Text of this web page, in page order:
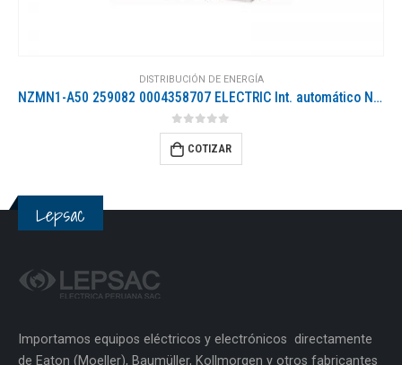
DISTRIBUCIÓN DE ENERGÍA
NZMN1-A50 259082 0004358707 ELECTRIC Int. automático NZM, 3P, 50A
0out of 5
COTIZAR
Lepsac
Importamos equipos eléctricos y electrónicos directamente
de Eaton (Moeller), Baumüller, Kollmorgen y otros fabricantes